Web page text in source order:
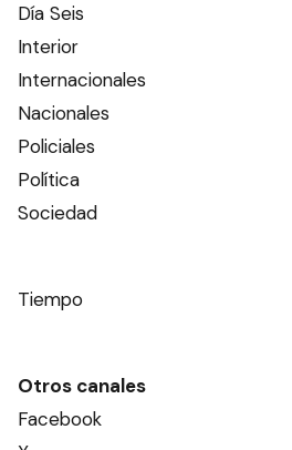
Día Seis
Interior
Internacionales
Nacionales
Policiales
Política
Sociedad
Tiempo
Otros canales
Facebook